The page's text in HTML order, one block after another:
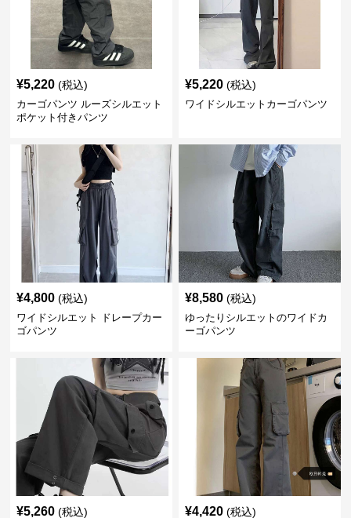
¥5,220 (税込)
カーゴパンツ ルーズシルエット
ポケット付きパンツ
¥5,220 (税込)
ワイドシルエットカーゴパンツ
¥4,800 (税込)
ワイドシルエット ドレープカー
ゴパンツ
¥8,580 (税込)
ゆったりシルエットのワイドカ
ーゴパンツ
¥5,260 (税込) ¥4,420 (税込)